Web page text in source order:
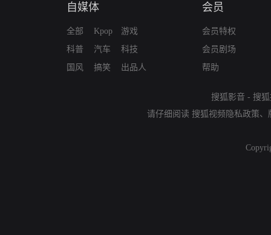
自媒体
全部
科普
国风
Kpop
汽车
搞笑
游戏
科技
出品人
会员
会员特权
会员剧场
帮助
搜狐影音 - 搜
请仔细阅读 搜狐视频隐私政策、